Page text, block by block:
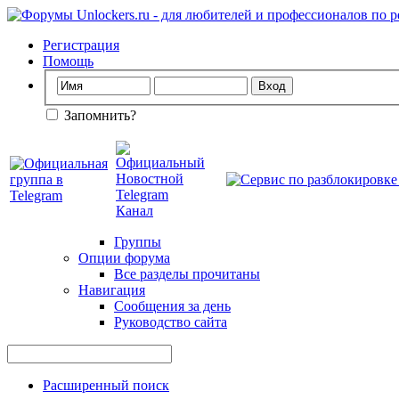
Регистрация
Помощь
Запомнить?
Группы
Опции форума
Все разделы прочитаны
Навигация
Сообщения за день
Руководство сайта
Расширенный поиск